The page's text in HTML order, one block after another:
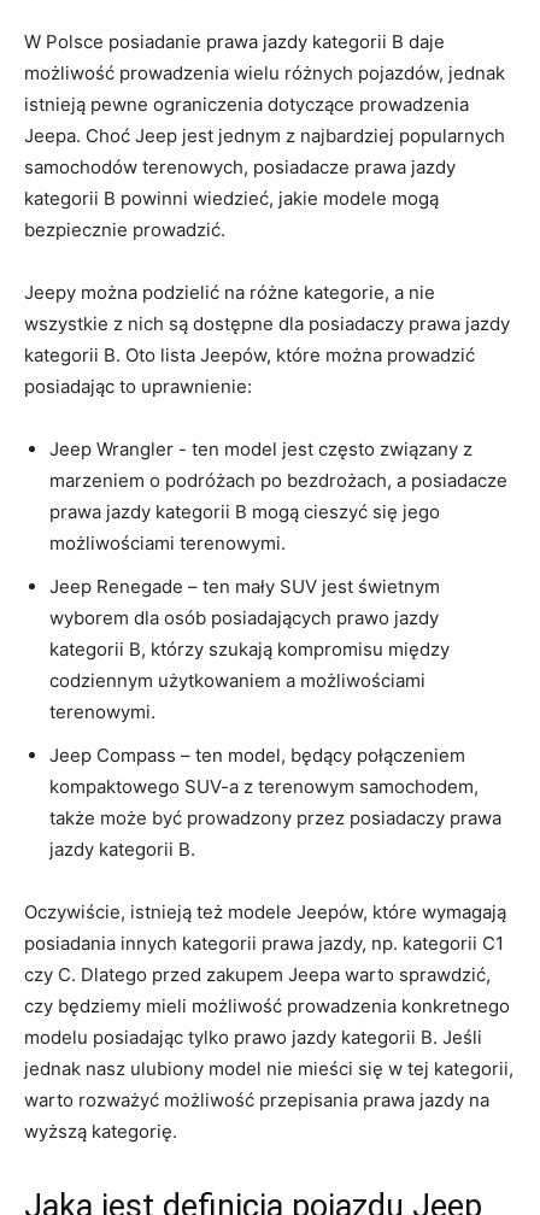
W Polsce ⁤posiadanie prawa jazdy ⁣kategorii B daje
możliwość⁤ prowadzenia wielu‌ różnych pojazdów, jednak
‍istnieją pewne ograniczenia ‍dotyczące prowadzenia
Jeepa. Choć Jeep jest jednym z najbardziej popularnych
samochodów terenowych, posiadacze prawa jazdy
kategorii ⁢B powinni wiedzieć, jakie modele mogą ​
bezpiecznie prowadzić.
Jeepy można⁢ podzielić na‌ różne⁣ kategorie, a ‌nie‌
wszystkie​ z nich ⁣są ‌dostępne ⁣dla posiadaczy prawa⁣ jazdy
kategorii‍ B.⁤ Oto lista Jeepów, ⁣które⁢ można⁣ prowadzić
⁤posiadając to uprawnienie:
Jeep ‌Wrangler ⁤-​ ten model jest często związany ⁣z
marzeniem⁢ o⁢ podróżach po bezdrożach, a posiadacze
prawa jazdy kategorii⁤ B mogą cieszyć się ⁤jego
możliwościami terenowymi.
Jeep ‌Renegade – ten mały SUV jest świetnym
wyborem dla‌ osób⁢ posiadających⁤ prawo jazdy
kategorii B, ‍którzy szukają kompromisu między
codziennym użytkowaniem a możliwościami
terenowymi.
Jeep Compass – ‍ten ⁢model, będący połączeniem
kompaktowego SUV-a z terenowym samochodem,
także może być prowadzony przez posiadaczy prawa
‍jazdy ‍kategorii B.
Oczywiście, ⁢istnieją ⁤też ​modele Jeepów, ⁤które wymagają
‍posiadania innych‌ kategorii ‍prawa‍ jazdy, np. kategorii⁤ C1
czy C.⁣ Dlatego przed‍ zakupem Jeepa warto⁤ sprawdzić,​
czy ⁣będziemy mieli ‍możliwość prowadzenia konkretnego
modelu posiadając tylko⁣ prawo ⁤jazdy kategorii B. ⁣Jeśli
⁤jednak‍ nasz ulubiony model ‌nie mieści‌ się w tej kategorii,
warto rozważyć możliwość przepisania prawa ​jazdy na
⁣wyższą kategorię.
Jaka ‌jest definicja pojazdu Jeep